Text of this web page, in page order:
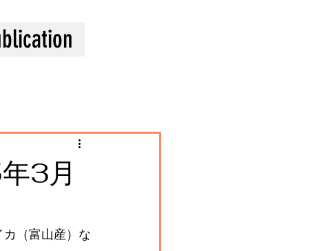
3月
（富山産）な